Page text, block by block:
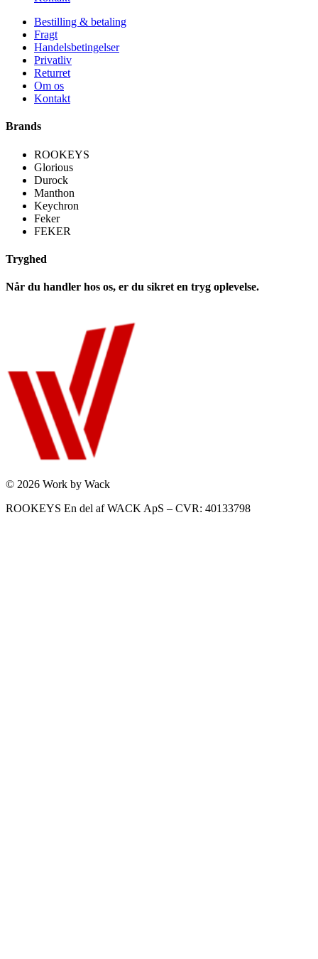
Bestilling & betaling
Fragt
Handelsbetingelser
Privatliv
Returret
Om os
Kontakt
Brands
ROOKEYS
Glorious
Durock
Manthon
Keychron
Feker
FEKER
Tryghed
Når du handler hos os, er du sikret en tryg oplevelse.
© 2026 Work by Wack
ROOKEYS En del af WACK ApS – CVR: 40133798